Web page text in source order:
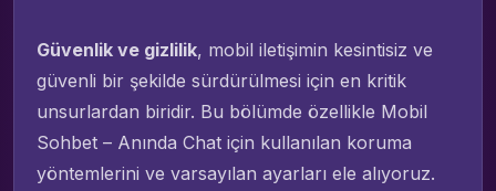
Güvenlik ve gizlilik, mobil iletişimin kesintisiz ve
güvenli bir şekilde sürdürülmesi için en kritik
unsurlardan biridir. Bu bölümde özellikle Mobil
Sohbet – Anında Chat için kullanılan koruma
yöntemlerini ve varsayılan ayarları ele alıyoruz.